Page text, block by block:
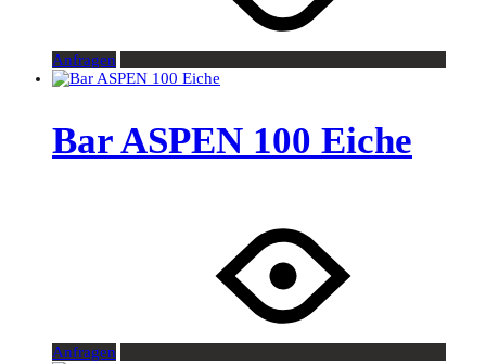
Anfragen
Bar ASPEN 100 Eiche
Anfragen